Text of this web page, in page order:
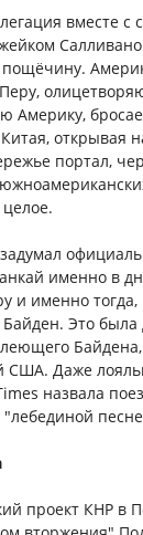
вместе с
пощёчину.
Перу,
Америку,
открывая
портал,
именно в
и именно тогда,
Это
США. Даже
назвала
проект КНР в